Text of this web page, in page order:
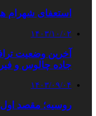
استعفای شهرام
۱۴۰۳/۱۰/۰۲
آخرین وضعیت
جاده چالوس و
۱۴۰۳/۰۹/۰۴
روسیه؛ مقصد